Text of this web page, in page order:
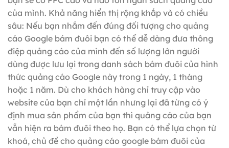
của mình. Khả năng hiển thị rộng khắp và có chiều
sâu: Nếu bạn nhắm đến đúng đối tượng cho quảng
cáo Google bám đuôi bạn có thể dễ dàng đưa thông
điệp quảng cáo của mình đến số lượng lớn người
dùng được lưu lại trong danh sách bám đuôi của hình
thức quảng cáo Google này trong 1 ngày, 1 tháng
hoặc 1 năm. Dù cho khách hàng chỉ truy cập vào
website của bạn chỉ một lần nhưng lại đã từng có ý
định mua sản phẩm của bạn thì quảng cáo của bạn
vẫn hiện ra bám đuôi theo họ. Bạn có thể lựa chọn từ
khoá, chủ đề cho quảng cáo google bám đuôi của